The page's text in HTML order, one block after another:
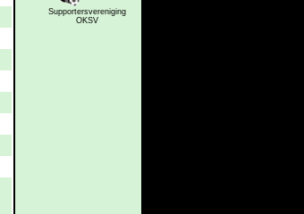
Supportersvereniging
OKSV